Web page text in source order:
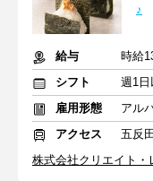
♪
給与
時給
シフト
雇用形態
アル
アクセス
五反
株式会社クリエイト・